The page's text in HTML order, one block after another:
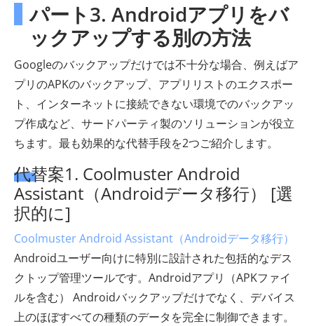
パート3. Androidアプリをバ
ックアップする別の方法
Googleのバックアップだけでは不十分な場合、例えばア
プリのAPKのバックアップ、アプリリストのエクスポー
ト、インターネットに接続できない環境でのバックアッ
プ作成など、サードパーティ製のソリューションが役立
ちます。最も効果的な代替手段を2つご紹介します。
代替案1. Coolmuster Android
Assistant（Androidデータ移行） [選
択的に]
Coolmuster Android Assistant（Androidデータ移行）
Androidユーザー向けに特別に設計された包括的なデス
クトップ管理ツールです。Androidアプリ（APKファイ
ルを含む） Androidバックアップだけでなく、デバイス
上のほぼすべての種類のデータを完全に制御できます。